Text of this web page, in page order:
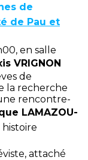
de
de Pau et
en salle
VRIGNON
de
la recherche
rencontre-
LAMAZOU-
attaché